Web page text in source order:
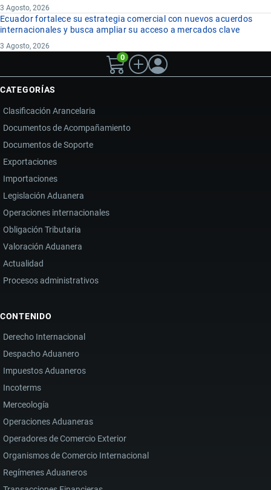
3 Agosto, 2026
Ecuador fortalece su estrategia comercial con nuevos acuerdos
internacionales y busca ampliar su acceso a mercados clave
3 Agosto, 2026
0
CATEGORÍAS
Clasificación Arancelaria
Documentos de Acompañamiento
Documentos de Soporte
Exportaciones
Importaciones
Legislación Aduanera
Operaciones internacionales
Obligación Tributaria
Valoración Aduanera
Actualidad
Procesos administrativos
CONTENIDO
Derecho Internacional
Despacho Aduanero
Impuestos Aduaneros
Incoterms
Merceología
Operaciones Aduaneras
Operadores de Comercio Exterior
Organismos de Comercio Internacional
Regímenes Aduaneros